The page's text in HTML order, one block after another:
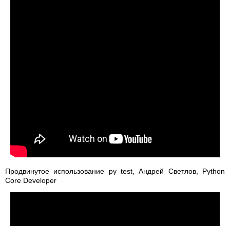
Продвинутое использование py test, Андрей Светлов, Python
Core Developer